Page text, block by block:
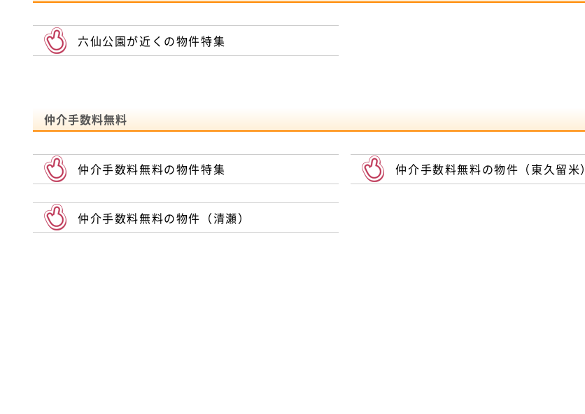
六仙公園が近くの物件特集
仲介手数料無料
仲介手数料無料の物件特集 仲介手数料無料の物件（東久留米）
仲介手数料無料の物件（清瀬）